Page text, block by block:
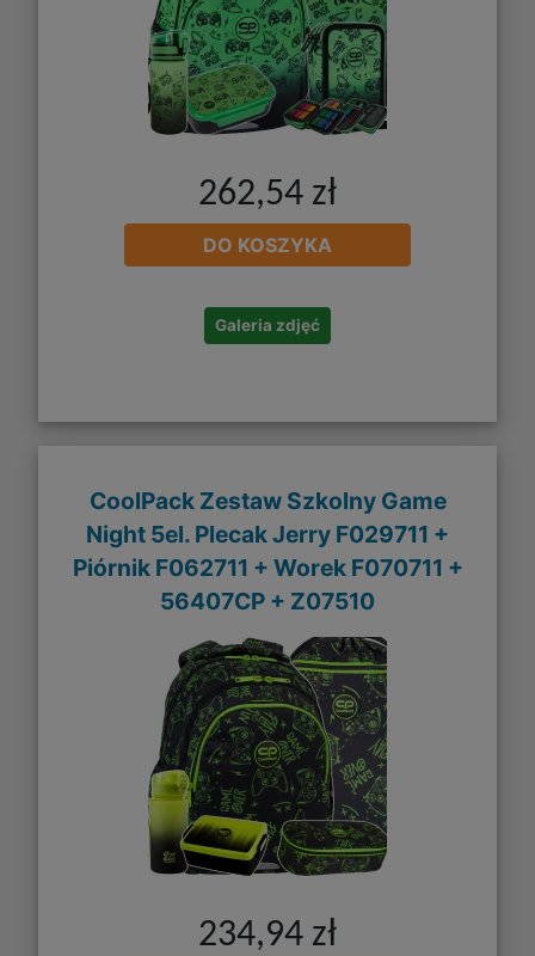
262,54 zł
DO KOSZYKA
Galeria zdjęć
CoolPack Zestaw Szkolny Game
Night 5el. Plecak Jerry F029711 +
Piórnik F062711 + Worek F070711 +
56407CP + Z07510
234,94 zł